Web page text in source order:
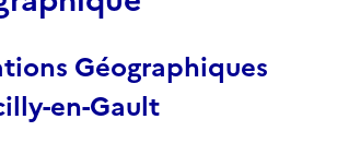
Géographiques
en-Gault